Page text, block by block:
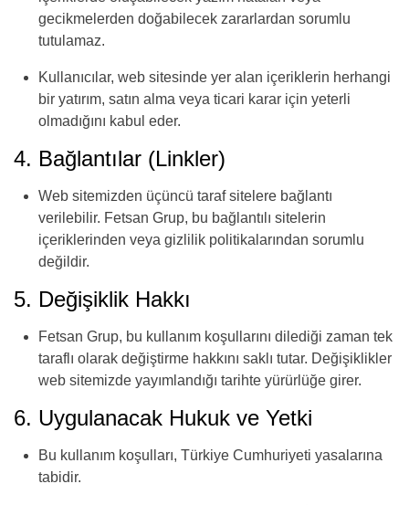
gecikmelerden doğabilecek zararlardan sorumlu
tutulamaz.
Kullanıcılar, web sitesinde yer alan içeriklerin herhangi
bir yatırım, satın alma veya ticari karar için yeterli
olmadığını kabul eder.
4. Bağlantılar (Linkler)
Web sitemizden üçüncü taraf sitelere bağlantı
verilebilir. Fetsan Grup, bu bağlantılı sitelerin
içeriklerinden veya gizlilik politikalarından sorumlu
değildir.
5. Değişiklik Hakkı
Fetsan Grup, bu kullanım koşullarını dilediği zaman tek
taraflı olarak değiştirme hakkını saklı tutar. Değişiklikler
web sitemizde yayımlandığı tarihte yürürlüğe girer.
6. Uygulanacak Hukuk ve Yetki
Bu kullanım koşulları, Türkiye Cumhuriyeti yasalarına
tabidir.